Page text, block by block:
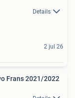
Details
2 jul 26
Frans 2021/2022